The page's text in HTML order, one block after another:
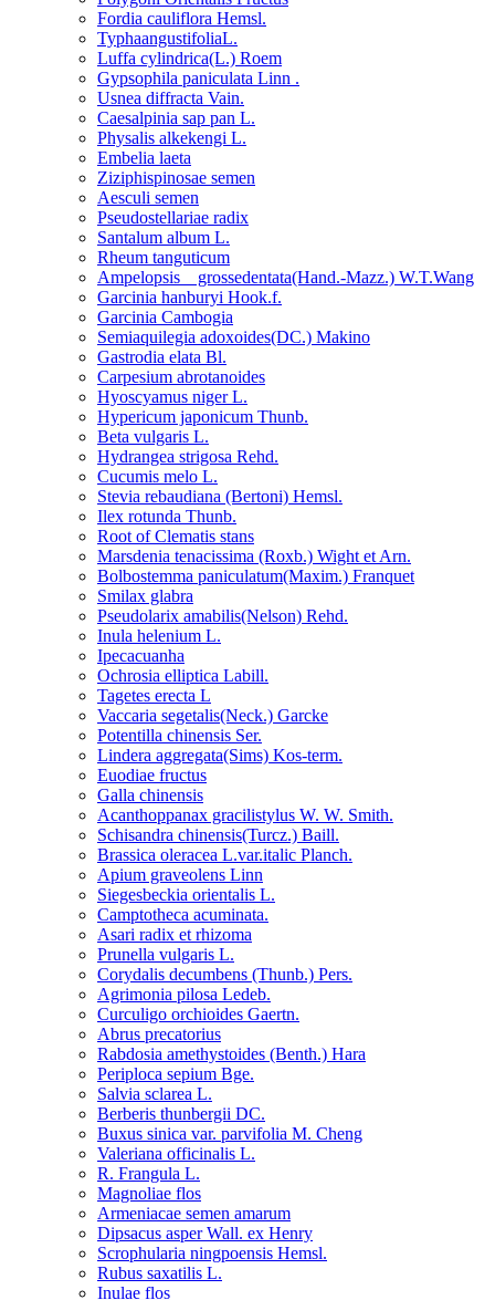
Fordia cauliflora Hemsl.
TyphaangustifoliaL.
Luffa cylindrica(L.) Roem
Gypsophila paniculata Linn .
Usnea diffracta Vain.
Caesalpinia sap pan L.
Physalis alkekengi L.
Embelia laeta
Ziziphispinosae semen
Aesculi semen
Pseudostellariae radix
Santalum album L.
Rheum tanguticum
Ampelopsis grossedentata(Hand.-Mazz.) W.T.Wang
Garcinia hanburyi Hook.f.
Garcinia Cambogia
Semiaquilegia adoxoides(DC.) Makino
Gastrodia elata Bl.
Carpesium abrotanoides
Hyoscyamus niger L.
Hypericum japonicum Thunb.
Beta vulgaris L.
Hydrangea strigosa Rehd.
Cucumis melo L.
Stevia rebaudiana (Bertoni) Hemsl.
Ilex rotunda Thunb.
Root of Clematis stans
Marsdenia tenacissima (Roxb.) Wight et Arn.
Bolbostemma paniculatum(Maxim.) Franquet
Smilax glabra
Pseudolarix amabilis(Nelson) Rehd.
Inula helenium L.
Ipecacuanha
Ochrosia elliptica Labill.
Tagetes erecta L
Vaccaria segetalis(Neck.) Garcke
Potentilla chinensis Ser.
Lindera aggregata(Sims) Kos-term.
Euodiae fructus
Galla chinensis
Acanthoppanax gracilistylus W. W. Smith.
Schisandra chinensis(Turcz.) Baill.
Brassica oleracea L.var.italic Planch.
Apium graveolens Linn
Siegesbeckia orientalis L.
Camptotheca acuminata.
Asari radix et rhizoma
Prunella vulgaris L.
Corydalis decumbens (Thunb.) Pers.
Agrimonia pilosa Ledeb.
Curculigo orchioides Gaertn.
Abrus precatorius
Rabdosia amethystoides (Benth.) Hara
Periploca sepium Bge.
Salvia sclarea L.
Berberis thunbergii DC.
Buxus sinica var. parvifolia M. Cheng
Valeriana officinalis L.
R. Frangula L.
Magnoliae flos
Armeniacae semen amarum
Dipsacus asper Wall. ex Henry
Scrophularia ningpoensis Hemsl.
Rubus saxatilis L.
Inulae flos